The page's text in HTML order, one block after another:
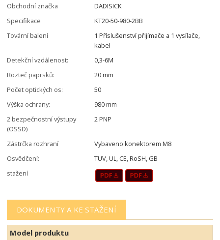
Obchodní značka
DADISICK
Specifikace
KT20-50-980-2BB
Tovární balení
1 Příslušenství přijímače a 1 vysílače,
kabel
Detekční vzdálenost:
0,3-6M
Rozteč paprsků:
20 mm
Počet optických os:
50
Výška ochrany:
980 mm
2 bezpečnostní výstupy
(OSSD)
2 PNP
Zástrčka rozhraní
Vybaveno konektorem M8
Osvědčení:
TUV, UL, CE, RoSH, GB
stažení
DOKUMENTY A KE STAŽENÍ
Model produktu